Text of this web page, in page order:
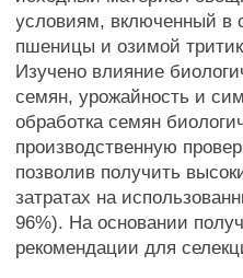
условиям, включенный в
пшеницы и озимой
Изучено влияние
семян, урожайность и
обработка семян
производственную
позволив получить
затратах на
96%). На основании
рекомендации для